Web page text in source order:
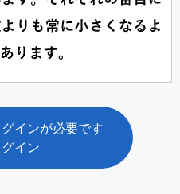
インが必要です
イン